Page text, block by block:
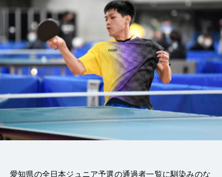
愛知県の全日本ジュニア予選の通過者一覧に馴染みのな